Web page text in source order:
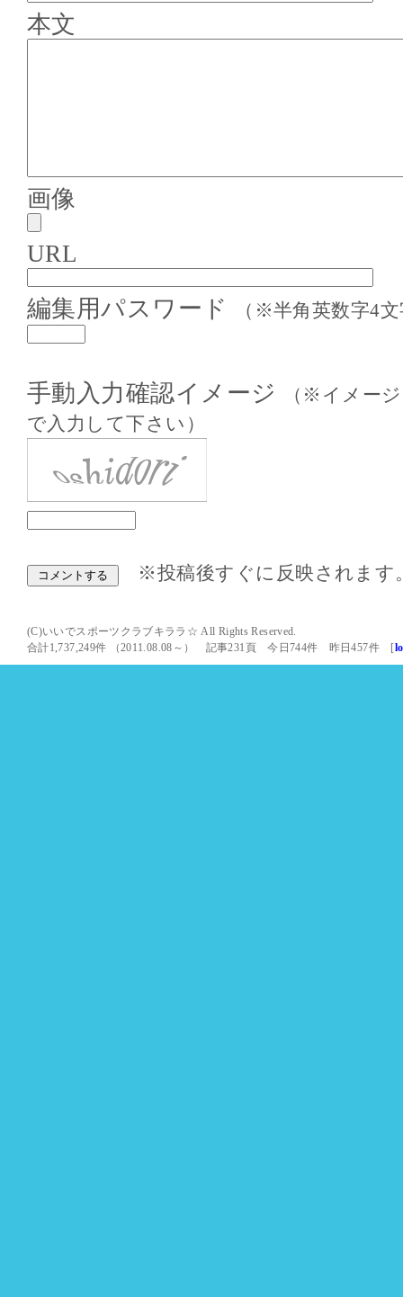
本文
画像
URL
編集用パスワード （※半角英数字4
手動入力確認イメージ
（※イメー
で入力して下さい）
※投稿後すぐに反映されます
(C)いいでスポーツクラブキララ☆ All Rights Reserved.
合計1,737,249件 （2011.08.08～） 記事231頁 今日744件 昨日457件 [